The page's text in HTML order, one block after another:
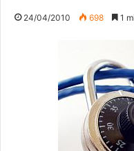
24/04/2010 698 1